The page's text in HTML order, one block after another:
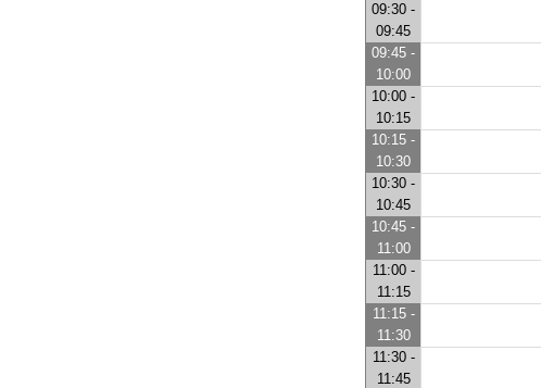
09:30 -
09:45
09:45 -
10:00
10:00 -
10:15
10:15 -
10:30
10:30 -
10:45
10:45 -
11:00
11:00 -
11:15
11:15 -
11:30
11:30 -
11:45